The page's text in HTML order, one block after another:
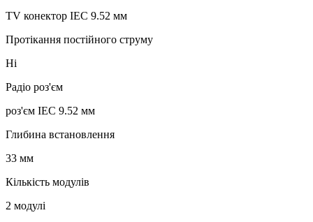
TV конектор IEC 9.52 мм
Протікання постійного струму
Ні
Радіо роз'єм
роз'єм IEC 9.52 мм
Глибина встановлення
33 мм
Кількість модулів
2 модулі